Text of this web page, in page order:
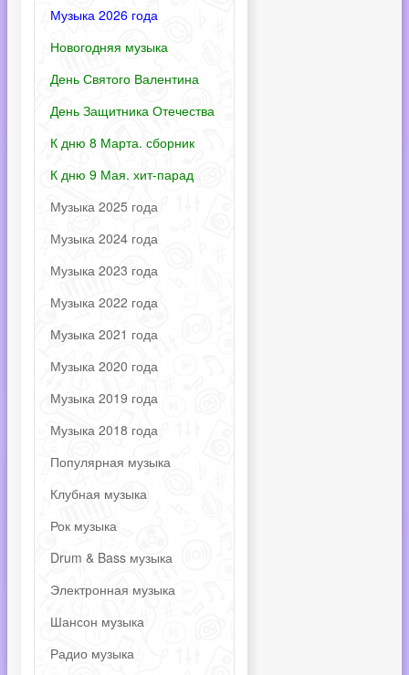
Музыка 2026 года
Новогодняя музыка
День Святого Валентина
День Защитника Отечества
К дню 8 Марта. сборник
К дню 9 Мая. хит-парад
Музыка 2025 года
Музыка 2024 года
Музыка 2023 года
Музыка 2022 года
Музыка 2021 года
Музыка 2020 года
Музыка 2019 года
Музыка 2018 года
Популярная музыка
Клубная музыка
Рок музыка
Drum & Bass музыка
Электронная музыка
Шансон музыка
Радио музыка